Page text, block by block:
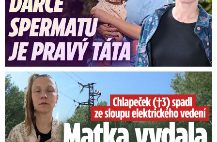
Smrtelný pád chlapce: Matka vydala vyjádření na 16 stran